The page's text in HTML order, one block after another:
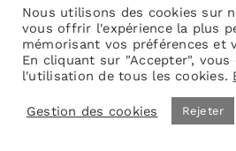
Sans expédition
uniquement
recevrez un
liens de
Nous utilisons des cookies sur
vous offrir l'expérience la plus
mémorisant vos préférences et
En cliquant sur "Accepter", vous
l'utilisation de tous les cookies.
Gestion des cookies Rejeter